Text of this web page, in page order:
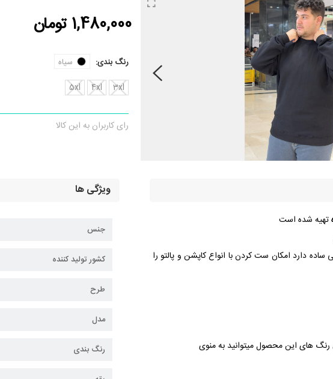
1,480,000 تومان
رنگ بندی:
سیاه
3xl
4xl
5xl
رای کاربران به این کالا
تهیه شده است
ساده دارد امکان ست کردن با انواع کاپشن و پالتو را
ویژگی ها
جنس
کشور تولید کننده
طرح
مدل
رنگ بندی